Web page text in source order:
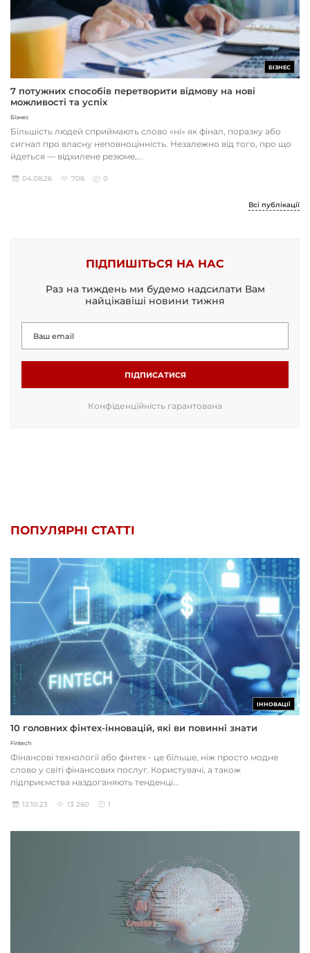
БІЗНЕС
7 потужних способів перетворити відмову на нові
можливості та успіх
Бізнес
Більшість людей сприймають слово «ні» як фінал, поразку або
сигнал про власну неповноцінність. Незалежно від того, про що
йдеться — відхилене резюме,...
04.08.26 706 0
Всі публікації
ПІДПИШІТЬСЯ НА НАС
Раз на тиждень ми будемо надсилати Вам
найцікавіші новини тижня
ПІДПИСАТИСЯ
Конфіденційність гарантована
ПОПУЛЯРНІ СТАТТІ
ІННОВАЦІЇ
10 головних фінтех-інновацій, які ви повинні знати
Fintech
Фінансові технології або фінтех - це більше, ніж просто модне
слово у світі фінансових послуг. Користувачі, а також
підприємства наздоганяють тенденці...
12.10.23 13 260 1